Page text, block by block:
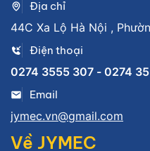
Địa chỉ
44C Xa Lộ Hà Nội ,
Điện thoại
0274 3555 307 - 0274
Email
jymec.vn@gmail.com
Về JYMEC